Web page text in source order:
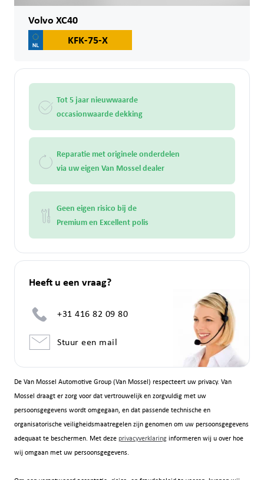
De Van Mossel Automotive Group (Van Mossel) respecteert uw privacy. Van
Mossel draagt er zorg voor dat vertrouwelijk en zorgvuldig met uw
persoonsgegevens wordt omgegaan, en dat passende technische en
organisatorische veiligheidsmaatregelen zijn genomen om uw persoonsgegevens
adequaat te beschermen. Met deze privacyverklaringinformeren wij u over hoe
wij omgaan met uw persoonsgegevens.
Volvo XC40
KFK-75-X
Tot 5 jaar nieuwwaarde
occasionwaarde dekking
Reparatie met originele onderdelen
via uw eigen Van Mossel dealer
Geen eigen risico bij de
Premium en Excellent polis
Heeft u een vraag?
+31 416 82 09 80
Stuur een mail